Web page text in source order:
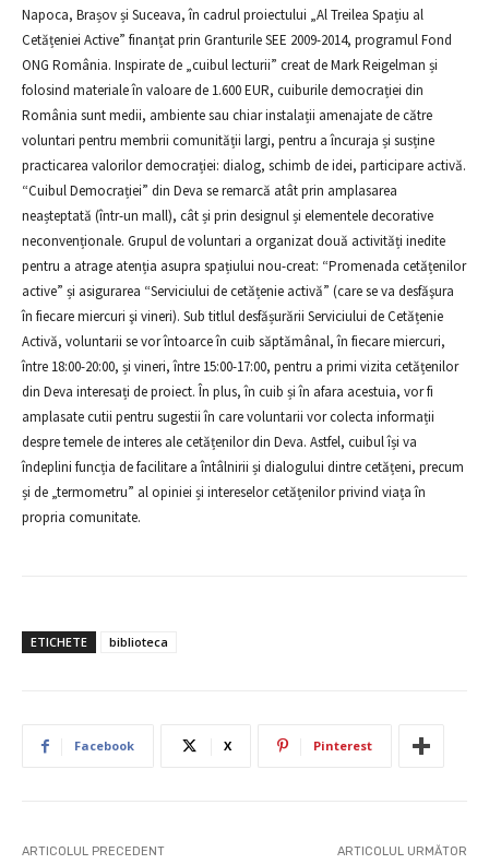
Napoca, Brașov și Suceava, în cadrul proiectului „Al Treilea Spațiu al
Cetățeniei Active” finanțat prin Granturile SEE 2009-2014, programul Fond
ONG România. Inspirate de „cuibul lecturii” creat de Mark Reigelman și
folosind materiale în valoare de 1.600 EUR, cuiburile democrației din
România sunt medii, ambiente sau chiar instalații amenajate de către
voluntari pentru membrii comunității largi, pentru a încuraja și susține
practicarea valorilor democrației: dialog, schimb de idei, participare activă.
“Cuibul Democrației” din Deva se remarcă atât prin amplasarea
neașteptată (într-un mall), cât și prin designul și elementele decorative
neconvenționale. Grupul de voluntari a organizat două activități inedite
pentru a atrage atenția asupra spațiului nou-creat: “Promenada cetățenilor
active” și asigurarea “Serviciului de cetățenie activă” (care se va desfăşura
în fiecare miercuri şi vineri). Sub titlul desfășurării Serviciului de Cetățenie
Activă, voluntarii se vor întoarce în cuib săptămânal, în fiecare miercuri,
între 18:00-20:00, și vineri, între 15:00-17:00, pentru a primi vizita cetățenilor
din Deva interesați de proiect. În plus, în cuib și în afara acestuia, vor fi
amplasate cutii pentru sugestii în care voluntarii vor colecta informații
despre temele de interes ale cetățenilor din Deva. Astfel, cuibul își va
îndeplini funcția de facilitare a întâlnirii și dialogului dintre cetățeni, precum
și de „termometru” al opiniei și intereselor cetățenilor privind viața în
propria comunitate.
ETICHETE biblioteca
Facebook X Pinterest
ARTICOLUL PRECEDENT ARTICOLUL URMĂTOR